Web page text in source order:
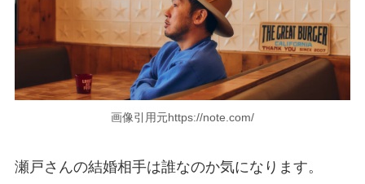
画像引用元https://note.com/
瀬戸さんの結婚相手は誰なのか気になります。